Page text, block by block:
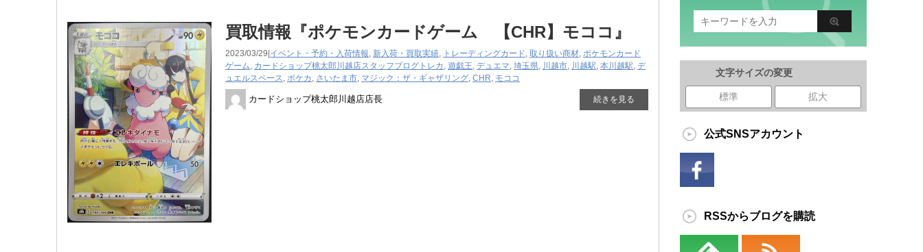
買取情報『ポケモンカードゲーム 【CHR】モココ』
2023/03/29| イベント・予約・入荷情報, 新入荷・買取実績, トレーディングカード, 取り扱い商材, ポケモンカード
ゲーム, カードショップ桃太郎川越店スタッフブログ トレカ , 遊戯王, デュエマ, 埼玉県, 川越市, 川越駅, 本川越駅, デ
ュエルスペース, ポケカ , さいたま市, マジック：ザ・ギャザリング, CHR, モココ
カードショップ桃太郎川越店店長 続きを見る
文字サイズの変更
標準 拡大
公式SNSアカウント
RSSからブログを購読